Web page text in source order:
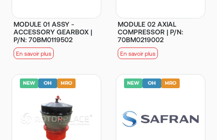
MODULE 01 ASSY -
ACCESSORY GEARBOX |
P/N: 70BM0119502
En savoir plus
MODULE 02 AXIAL
COMPRESSOR | P/N:
70BM0219002
En savoir plus